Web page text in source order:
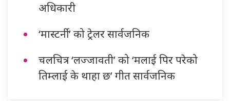
अधिकारी
‘मास्टर्नी’ को ट्रेलर सार्वजनिक
चलचित्र ‘लज्जावती’ को ‘मलाई पिर परेको
तिम्लाई के थाहा छ’ गीत सार्वजनिक